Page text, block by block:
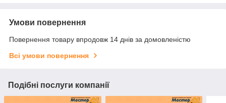
Умови повернення
Повернення товару впродовж 14 днів за домовленістю
Всі умови повернення
Подібні послуги компанії